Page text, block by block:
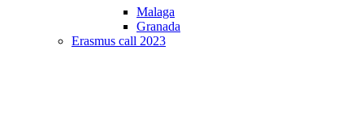
Malaga
Granada
Erasmus call 2023